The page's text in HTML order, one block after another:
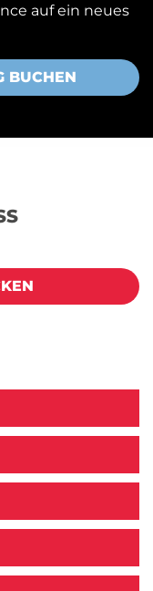
auf ein neues
BUCHEN